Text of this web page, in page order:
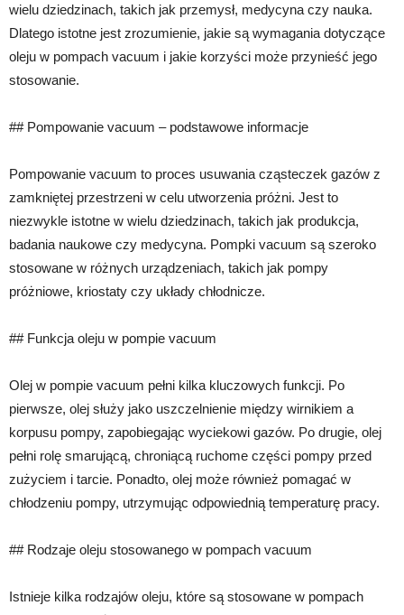
wielu dziedzinach, takich jak przemysł, medycyna czy nauka.
Dlatego istotne jest zrozumienie, jakie są wymagania dotyczące
oleju w pompach vacuum i jakie korzyści może przynieść jego
stosowanie.
## Pompowanie vacuum – podstawowe informacje
Pompowanie vacuum to proces usuwania cząsteczek gazów z
zamkniętej przestrzeni w celu utworzenia próżni. Jest to
niezwykle istotne w wielu dziedzinach, takich jak produkcja,
badania naukowe czy medycyna. Pompki vacuum są szeroko
stosowane w różnych urządzeniach, takich jak pompy
próżniowe, kriostaty czy układy chłodnicze.
## Funkcja oleju w pompie vacuum
Olej w pompie vacuum pełni kilka kluczowych funkcji. Po
pierwsze, olej służy jako uszczelnienie między wirnikiem a
korpusu pompy, zapobiegając wyciekowi gazów. Po drugie, olej
pełni rolę smarującą, chroniącą ruchome części pompy przed
zużyciem i tarcie. Ponadto, olej może również pomagać w
chłodzeniu pompy, utrzymując odpowiednią temperaturę pracy.
## Rodzaje oleju stosowanego w pompach vacuum
Istnieje kilka rodzajów oleju, które są stosowane w pompach